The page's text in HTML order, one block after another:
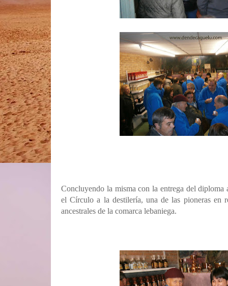
Concluyendo la misma con la entrega del diploma
el Círculo a la destilería, una de las pioneras en
ancestrales de la comarca lebaniega.